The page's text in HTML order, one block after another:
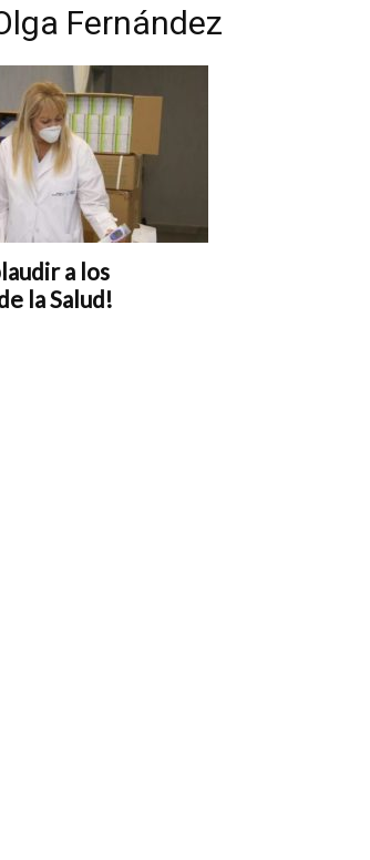
Fernández
a los
la Salud!